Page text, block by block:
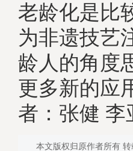
老龄化是比
为非遗技艺
龄人的角度
更多新的应
者：张健 李
本文版权归原作者所有